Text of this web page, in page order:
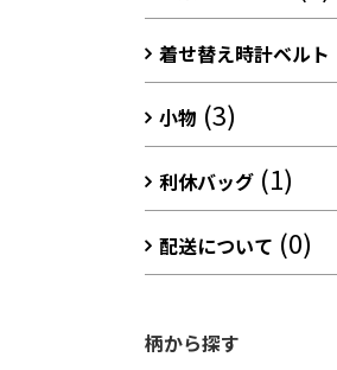
着せ替え時計ベルト
小物 (3)
利休バッグ (1)
配送について (0)
柄から探す